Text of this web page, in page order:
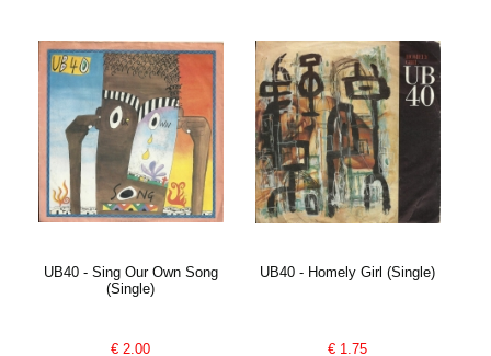
UB40 - Sing Our Own Song
(Single)
€ 2.00
UB40 - Homely Girl (Single)
€ 1.75